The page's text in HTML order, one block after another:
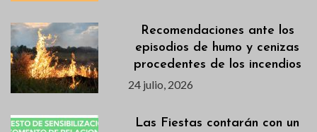
Recomendaciones ante los
episodios de humo y cenizas
procedentes de los incendios
24 julio, 2026
Las Fiestas contarán con un